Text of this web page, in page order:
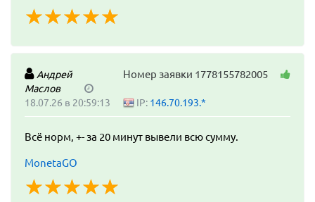
☆☆☆☆☆
★★★★★
Номер заявки 1778155782005
Андрей
Маслов
18.07.26 в 20:59:13
IP: 146.70.193.*
Всё норм, +- за 20 минут вывели всю сумму.
MonetaGO
☆☆☆☆☆
★★★★★